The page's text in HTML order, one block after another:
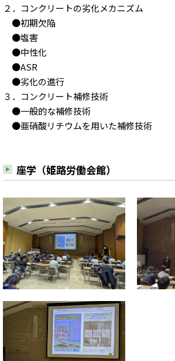
２．コンクリートの劣化メカニズム
●初期欠陥
●塩害
●中性化
●ASR
●劣化の進行
３．コンクリート補修技術
●一般的な補修技術
●亜硝酸リチウムを用いた補修技術
座学（姫路労働会館）